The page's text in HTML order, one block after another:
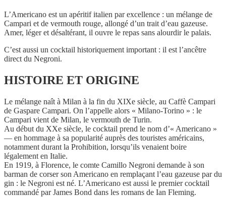
L’Americano est un apéritif italien par excellence : un mélange de
Campari et de vermouth rouge, allongé d’un trait d’eau gazeuse.
Amer, léger et désaltérant, il ouvre le repas sans alourdir le palais.
C’est aussi un cocktail historiquement important : il est l’ancêtre
direct du Negroni.
HISTOIRE ET ORIGINE
Le mélange naît à Milan à la fin du XIXe siècle, au Caffè Campari
de Gaspare Campari. On l’appelle alors « Milano-Torino » : le
Campari vient de Milan, le vermouth de Turin.
Au début du XXe siècle, le cocktail prend le nom d’« Americano »
— en hommage à sa popularité auprès des touristes américains,
notamment durant la Prohibition, lorsqu’ils venaient boire
légalement en Italie.
En 1919, à Florence, le comte Camillo Negroni demande à son
barman de corser son Americano en remplaçant l’eau gazeuse par du
gin : le Negroni est né. L’Americano est aussi le premier cocktail
commandé par James Bond dans les romans de Ian Fleming.